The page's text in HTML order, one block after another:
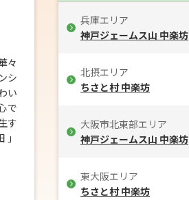
々
シ
い
で
す
兵庫エリア
神戸ジェームス山 中楽坊
北摂エリア
ちさと村 中楽坊
大阪市北東部エリア
神戸ジェームス山 中楽坊
東大阪エリア
ちさと村 中楽坊